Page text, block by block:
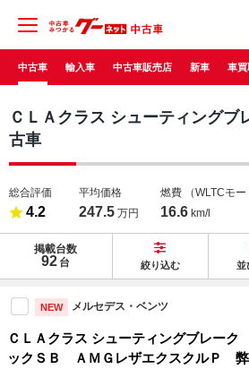
中古車 輸入車 中古車販売店 新車 車買
ＣＬＡクラス シューティングブ
古車
総合評価
4.2
平均価格
247.5 万円
燃費 （WLTCモー
16.6 km/l
掲載台数
92 台 絞り込む 並
NEW メルセデス・ベンツ
ＣＬＡクラス シューティングブレー
ックＳＢ ＡＭＧレザエクスクルＰ 弊